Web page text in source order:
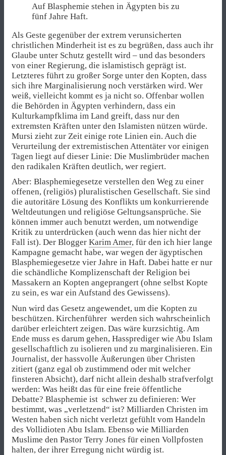
Auf Blasphemie stehen in Ägypten bis zu
fünf Jahre Haft.
Als Geste gegenüber der extrem verunsicherten
christlichen Minderheit ist es zu begrüßen, dass auch ihr
Glaube unter Schutz gestellt wird – und das besonders
von einer Regierung, die islamistisch geprägt ist.
Letzteres führt zu großer Sorge unter den Kopten, dass
sich ihre Marginalisierung noch verstärken wird. Wer
weiß, vielleicht kommt es ja nicht so. Offenbar wollen
die Behörden in Ägypten verhindern, dass ein
Kulturkampfklima im Land greift, dass nur den
extremsten Kräften unter den Islamisten nützen würde.
Mursi zieht zur Zeit einige rote Linien ein. Auch die
Verurteilung der extremistischen Attentäter vor einigen
Tagen liegt auf dieser Linie: Die Muslimbrüder machen
den radikalen Kräften deutlich, wer regiert.
Aber: Blasphemiegesetze verstellen den Weg zu einer
offenen, (religiös) pluralistischen Gesellschaft. Sie sind
die autoritäre Lösung des Konflikts um konkurrierende
Weltdeutungen und religiöse Geltungsansprüche. Sie
können immer auch benutzt werden, um notwendige
Kritik zu unterdrücken (auch wenn das hier nicht der
Fall ist). Der Blogger Karim Amer, für den ich hier lange
Kampagne gemacht habe, war wegen der ägyptischen
Blasphemiegesetze vier Jahre in Haft. Dabei hatte er nur
die schändliche Komplizenschaft der Religion bei
Massakern an Kopten angeprangert (ohne selbst Kopte
zu sein, es war ein Aufstand des Gewissens).
Nun wird das Gesetz angewendet, um die Kopten zu
beschützen. Kirchenführer werden sich wahrscheinlich
darüber erleichtert zeigen. Das wäre kurzsichtig. Am
Ende muss es darum gehen, Hassprediger wie Abu Islam
gesellschaftlich zu isolieren und zu marginalisieren. Ein
Journalist, der hassvolle Äußerungen über Christen
zitiert (ganz egal ob zustimmend oder mit welcher
finsteren Absicht), darf nicht allein deshalb strafverfolgt
werden: Was heißt das für eine freie öffentliche
Debatte? Blasphemie ist schwer zu definieren: Wer
bestimmt, was „verletzend“ ist? Milliarden Christen im
Westen haben sich nicht verletzt gefühlt vom Handeln
des Vollidioten Abu Islam. Ebenso wie Milliarden
Muslime den Pastor Terry Jones für einen Vollpfosten
halten, der ihrer Erregung nicht würdig ist.